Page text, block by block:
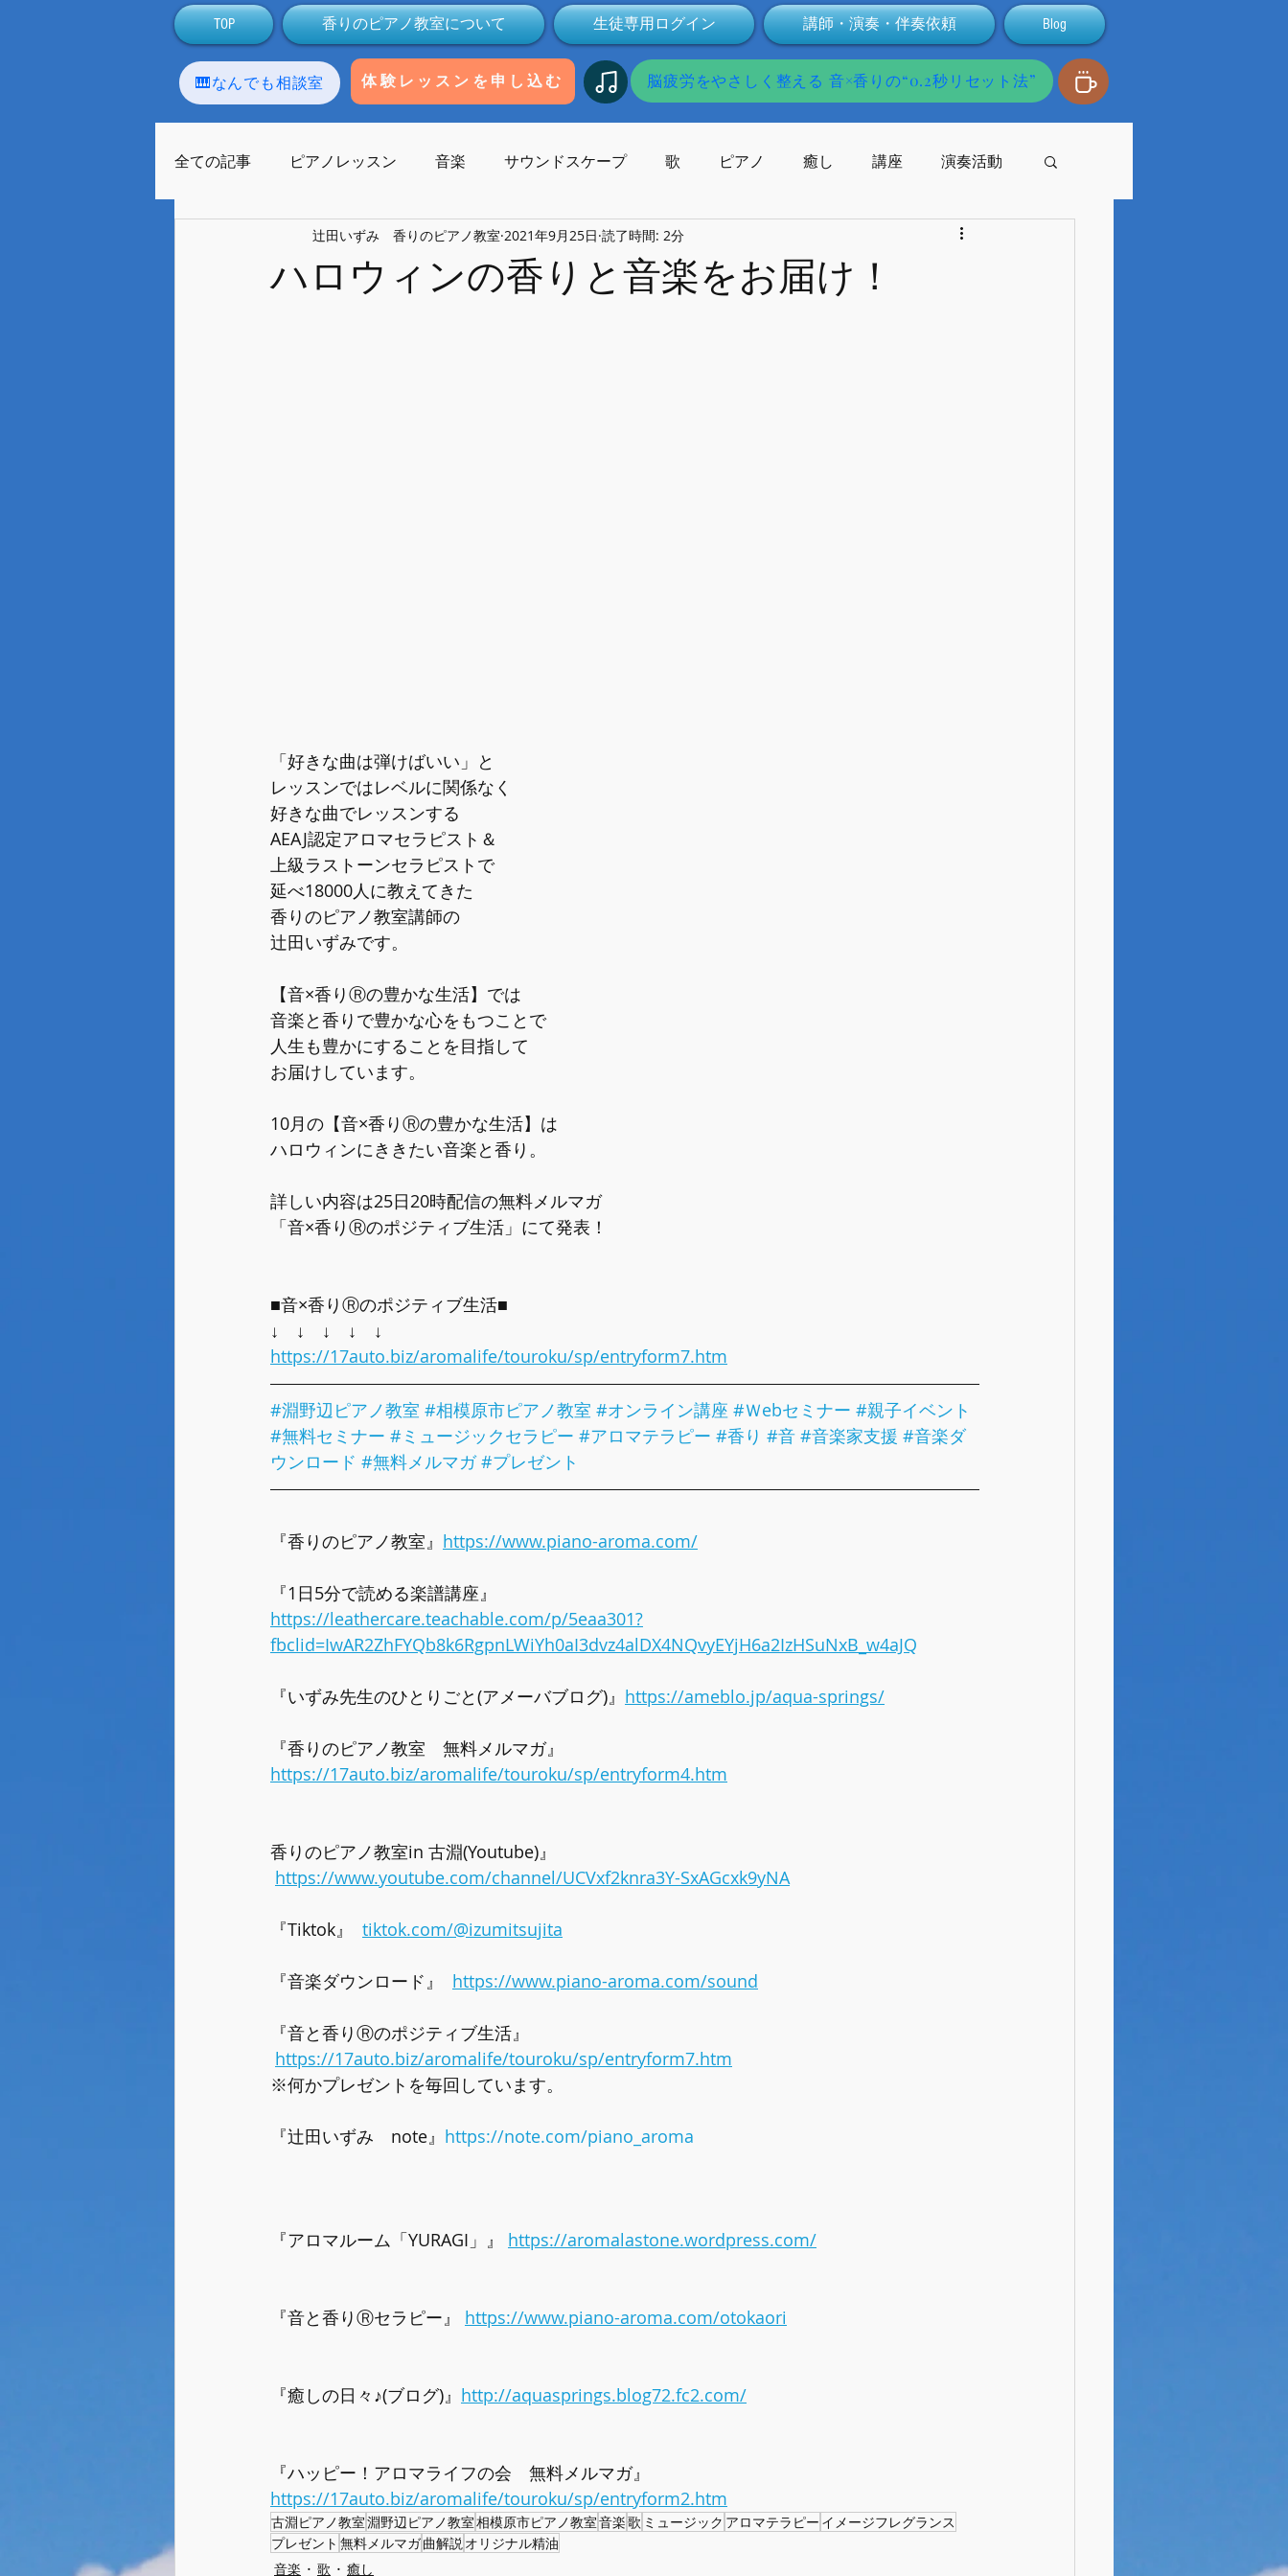
TOP 香りのピアノ教室について 生徒専用ログイン 講師・演奏・伴奏依頼 Blog
🎹なんでも相談室 体験レッスンを申し込む 脳疲労をやさしく整える 音×香りの“0.2秒リセット法”
全ての記事 ピアノレッスン 音楽 サウンドスケープ 歌 ピアノ 癒し 講座 演奏活動
アロマテラピー 生徒 歌碑 作曲 コンサート 作曲家
ハロウィンの香りと音楽をお届け！
辻田いずみ 香りのピアノ教室 2021年9月25日 読了時間: 2分
「好きな曲は弾けばいい」と
レッスンではレベルに関係なく
好きな曲でレッスンする
AEAJ認定アロマセラピスト＆
上級ラストーンセラピストで
延べ18000人に教えてきた
香りのピアノ教室講師の
辻田いずみです。
【音×香りⓇの豊かな生活】では
音楽と香りで豊かな心をもつことで
人生も豊かにすることを目指して
お届けしています。
10月の【音×香りⓇの豊かな生活】は
ハロウィンにききたい音楽と香り。
詳しい内容は25日20時配信の無料メルマガ
「音×香りⓇのポジティブ生活」にて発表！
■音×香りⓇのポジティブ生活■
↓　↓　↓　↓　↓
https://17auto.biz/aromalife/touroku/sp/entryform7.htm
#淵野辺ピアノ教室 #相模原市ピアノ教室 #オンライン講座 #Ｗebセミナー #親子イベント
#無料セミナー #ミュージックセラピー #アロマテラピー #香り #音 #音楽家支援 #音楽ダ
ウンロード #無料メルマガ #プレゼント
『香りのピアノ教室』 https://www.piano-aroma.com/
『1日5分で読める楽譜講座』
https://leathercare.teachable.com/p/5eaa301?
fbclid=IwAR2ZhFYQb8k6RgpnLWiYh0aI3dvz4alDX4NQvyEYjH6a2IzHSuNxB_w4aJQ
『いずみ先生のひとりごと(アメーバブログ)』 https://ameblo.jp/aqua-springs/
『香りのピアノ教室　無料メルマガ』
https://17auto.biz/aromalife/touroku/sp/entryform4.htm
香りのピアノ教室in 古淵(Youtube)』
https://www.youtube.com/channel/UCVxf2knra3Y-SxAGcxk9yNA
『Tiktok』 tiktok.com/@izumitsujita
『音楽ダウンロード』 https://www.piano-aroma.com/sound
『音と香りⓇのポジティブ生活』
https://17auto.biz/aromalife/touroku/sp/entryform7.htm
※何かプレゼントを毎回しています。
『辻田いずみ　note』 https://note.com/piano_aroma
『アロマルーム「YURAGI」』 https://aromalastone.wordpress.com/
『音と香りⓇセラピー』 https://www.piano-aroma.com/otokaori
『癒しの日々♪(ブログ)』 http://aquasprings.blog72.fc2.com/
『ハッピー！アロマライフの会　無料メルマガ』
https://17auto.biz/aromalife/touroku/sp/entryform2.htm
古淵ピアノ教室淵野辺ピアノ教室相模原市ピアノ教室音楽歌 ミュージック アロマテラピー イメージフレグランス
プレゼント 無料メルマガ曲解説オリジナル精油
音楽
歌 癒し